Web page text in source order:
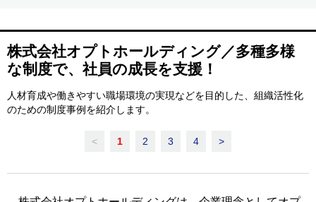
株式会社オプトホールディング／多種多様
な制度で、社員の成長を支援！
人材育成や働きやすい職場環境の実現などを目的した、組織活性化
のための制度事例を紹介します。
< 1 2 3 4 >